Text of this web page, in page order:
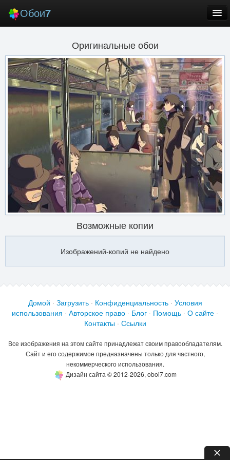
Обои7
Лучшие
Случайные
Заставки
Еще
Вход
Оригинальные обои
Возможные копии
Изображений-копий не найдено
Домой · Загрузить · Конфиденциальность · Условия
использования · Авторское право · Блог · Помощь · О сайте ·
Контакты · Ссылки
Все изображения на этом сайте принадлежат своим правообладателям.
Сайт и его содержимое предназначены только для частного,
некоммерческого использования.
Дизайн сайта © 2012-2026, oboi7.com